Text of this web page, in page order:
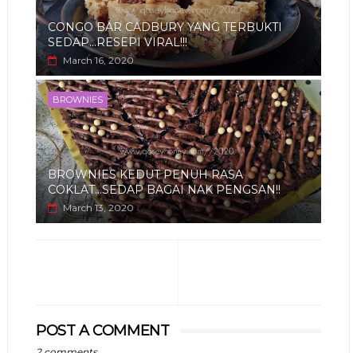
CONGO BAR CADBURY YANG TERBUKTI
SEDAP...RESEPI VIRAL!!!
March 16, 2020
BROWNIES
BROWNIES KEDUT PENUH RASA
COKLAT...SEDAP BAGAI NAK PENGSAN!!
March 13, 2020
POST A COMMENT